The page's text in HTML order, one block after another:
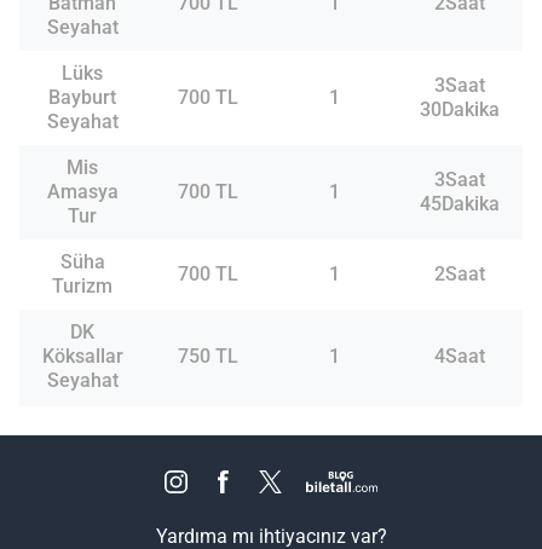
Seyahat
Lüks
Bayburt
Seyahat
700 TL 1
3Saat
30Dakika
Mis
Amasya
Tur
700 TL 1
3Saat
45Dakika
Süha
Turizm
700 TL 1 2Saat
DK
Köksallar
Seyahat
750 TL 1 4Saat
Yardıma mı ihtiyacınız var?